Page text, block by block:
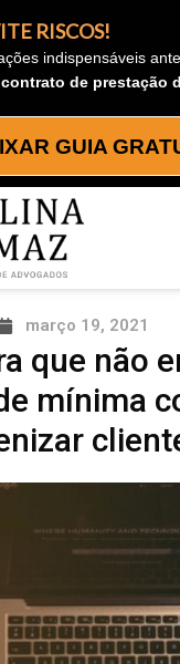
RISCOS!
indispensáveis
de prestação
GUIA
março 19, 2021
que não
mínima